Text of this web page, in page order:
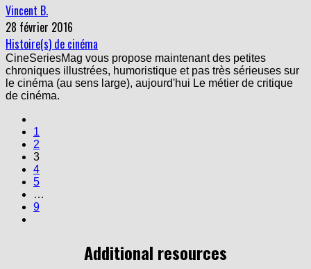
Vincent B.
28 février 2016
Histoire(s) de cinéma
CineSeriesMag vous propose maintenant des petites
chroniques illustrées, humoristique et pas très sérieuses sur
le cinéma (au sens large), aujourd'hui Le métier de critique
de cinéma.
1
2
3
4
5
9
Additional resources